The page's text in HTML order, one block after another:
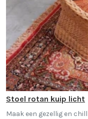
Stoel rotan kuip licht
Maak een gezellig en